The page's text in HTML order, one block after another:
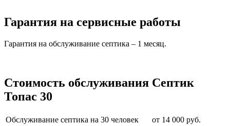
Гарантия на сервисные работы
Гарантия на обслуживание септика – 1 месяц.
Стоимость обслуживания Септик
Топас 30
Обслуживание септика на 30 человек
от 14 000 руб.